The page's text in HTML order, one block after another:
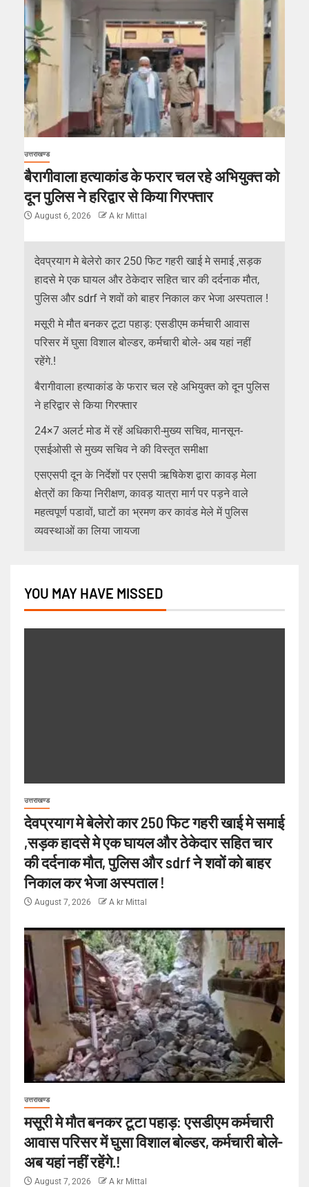
उत्तराखण्ड
बैरागीवाला हत्याकांड के फरार चल रहे अभियुक्त को
दून पुलिस ने हरिद्वार से किया गिरफ्तार
August 6, 2026 A kr Mittal
देवप्रयाग मे बेलेरो कार 250 फिट गहरी खाई मे समाई ,सड़क
हादसे मे एक घायल और ठेकेदार सहित चार की दर्दनाक मौत,
पुलिस और sdrf ने शवों को बाहर निकाल कर भेजा अस्पताल !
मसूरी मे मौत बनकर टूटा पहाड़: एसडीएम कर्मचारी आवास
परिसर में घुसा विशाल बोल्डर, कर्मचारी बोले- अब यहां नहीं
रहेंगे.!
बैरागीवाला हत्याकांड के फरार चल रहे अभियुक्त को दून पुलिस
ने हरिद्वार से किया गिरफ्तार
24×7 अलर्ट मोड में रहें अधिकारी-मुख्य सचिव, मानसून-
एसईओसी से मुख्य सचिव ने की विस्तृत समीक्षा
एसएसपी दून के निर्देशों पर एसपी ऋषिकेश द्वारा कावड़ मेला
क्षेत्रों का किया निरीक्षण, कावड़ यात्रा मार्ग पर पड़ने वाले
महत्वपूर्ण पडावों, घाटों का भ्रमण कर कावंड मेले में पुलिस
व्यवस्थाओं का लिया जायजा
YOU MAY HAVE MISSED
उत्तराखण्ड
देवप्रयाग मे बेलेरो कार 250 फिट गहरी खाई मे समाई
,सड़क हादसे मे एक घायल और ठेकेदार सहित चार
की दर्दनाक मौत, पुलिस और sdrf ने शवों को बाहर
निकाल कर भेजा अस्पताल !
August 7, 2026 A kr Mittal
उत्तराखण्ड
मसूरी मे मौत बनकर टूटा पहाड़: एसडीएम कर्मचारी
आवास परिसर में घुसा विशाल बोल्डर, कर्मचारी बोले-
अब यहां नहीं रहेंगे.!
August 7, 2026 A kr Mittal